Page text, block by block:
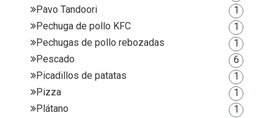
Pavo Tandoori
1
Pechuga de pollo KFC
1
Pechugas de pollo rebozadas
1
Pescado
6
Picadillos de patatas
1
Pizza
1
Plátano
1